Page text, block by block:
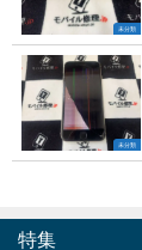
未分類
未分類
特集